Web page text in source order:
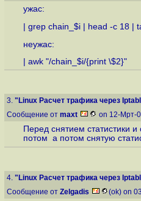
ужас:
| grep chain_$i | head -c 18 |
неужас:
| awk "/chain_$i/{print \$2}"
3. "Linux Расчет трафика через
Сообщение от maxt on 12-Мрт-
Перед снятием статистики
потом а потом снятую
4. "Linux Расчет трафика через
Сообщение от Zelgadis (ok) on